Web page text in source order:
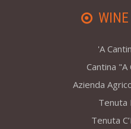
'A
Cantina "A
Azienda
Tenuta
Tenuta